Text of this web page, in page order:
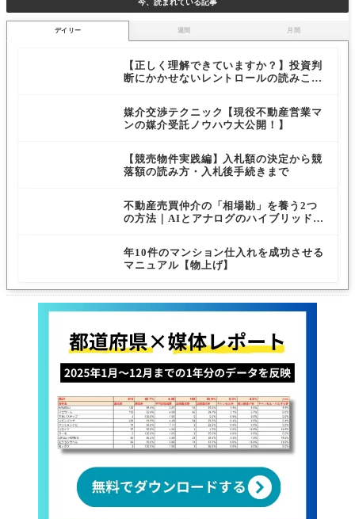
今、読まれている記事
デイリー 週間 月間
【正しく理解できていますか？】投資判
断にかかせないレントロールの読みこな
媒介交渉テクニック【現役不動産営業マ
ンの媒介受託ノウハウ大公開！】
【競売物件実践編】入札額の決定から競
落額の読み方・入札後手続きまで
不動産売買仲介の「相場勘」を養う2つ
の方法｜AIとアナログのハイブリッド習
年10件のマンション仕入れを成功させる
マニュアル【物上げ】